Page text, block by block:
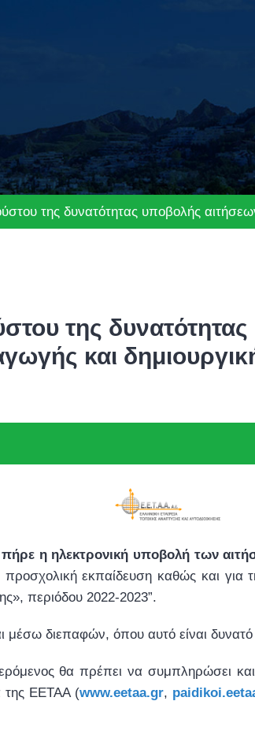
της δυνατότητας υποβολής
της
και
η ηλεκτρονική υποβολή των
προσχολική εκπαίδευση καθώς και
περιόδου 2022-2023”.
μέσω διεπαφών, όπου αυτό είναι
θα πρέπει να συμπληρώσει
της ΕΕΤΑΑ (www.eetaa.gr,